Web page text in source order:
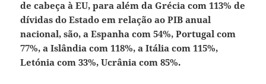
de cabeça à EU, para além da Grécia com 113% de
dívidas do Estado em relação ao PIB anual
nacional, são, a Espanha com 54%, Portugal com
77%, a Islândia com 118%, a Itália com 115%,
Letónia com 33%, Ucrânia com 85%.